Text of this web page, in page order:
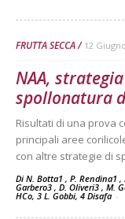
FRUTTA SECCA 12
NAA,
spollonatura
Risultati di una prova
principali aree
con altre strategie di
Di N. Botta1 , P. Rendina1 ,
Garbero3 , D. Oliveri3 , M.
HCo, 3 L. Gobbi, 4 Disafa -